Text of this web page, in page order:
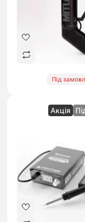
Під
Акцiя